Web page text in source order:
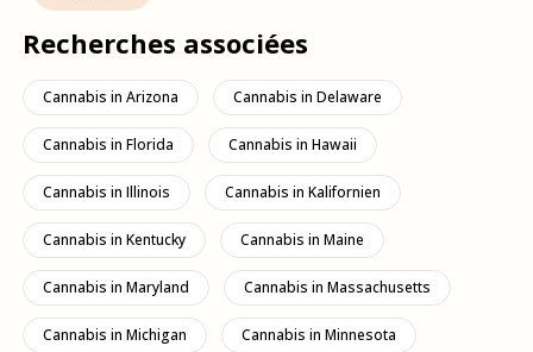
Recherches associées
Cannabis in Arizona Cannabis in Delaware
Cannabis in Florida Cannabis in Hawaii
Cannabis in Illinois Cannabis in Kalifornien
Cannabis in Kentucky Cannabis in Maine
Cannabis in Maryland Cannabis in Massachusetts
Cannabis in Michigan Cannabis in Minnesota